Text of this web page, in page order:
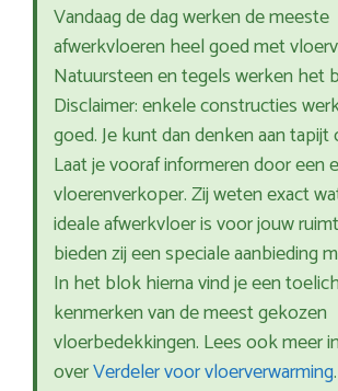
Vandaag de dag werken de meeste
afwerkvloeren heel goed met
Natuursteen en tegels werken het
Disclaimer: enkele constructies
goed. Je kunt dan denken aan tapijt
Laat je vooraf informeren door een
vloerenverkoper. Zij weten exact
ideale afwerkvloer is voor jouw
bieden zij een speciale aanbieding
In het blok hierna vind je een
kenmerken van de meest gekozen
vloerbedekkingen. Lees ook meer
overVerdeler voor vloerverwarming.